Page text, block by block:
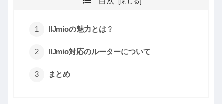
IIJmioの魅力とは？
IIJmio対応のルーターについて
まとめ